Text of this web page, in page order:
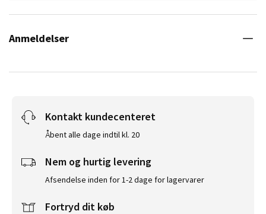
Anmeldelser
Kontakt kundecenteret
Åbent alle dage indtil kl. 20
Nem og hurtig levering
Afsendelse inden for 1-2 dage for lagervarer
Fortryd dit køb